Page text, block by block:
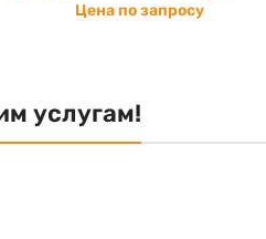
Цена по запросу
услугам!